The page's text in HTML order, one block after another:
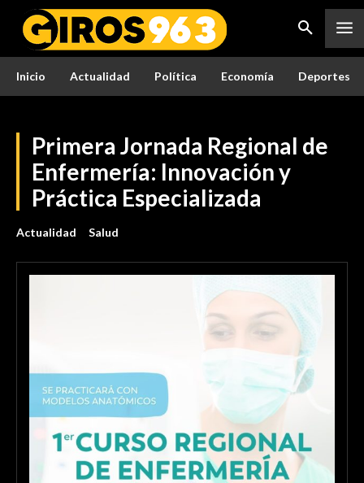
Inicio Actualidad Política Economía Deportes
Primera Jornada Regional de
Enfermería: Innovación y
Práctica Especializada
Actualidad Salud